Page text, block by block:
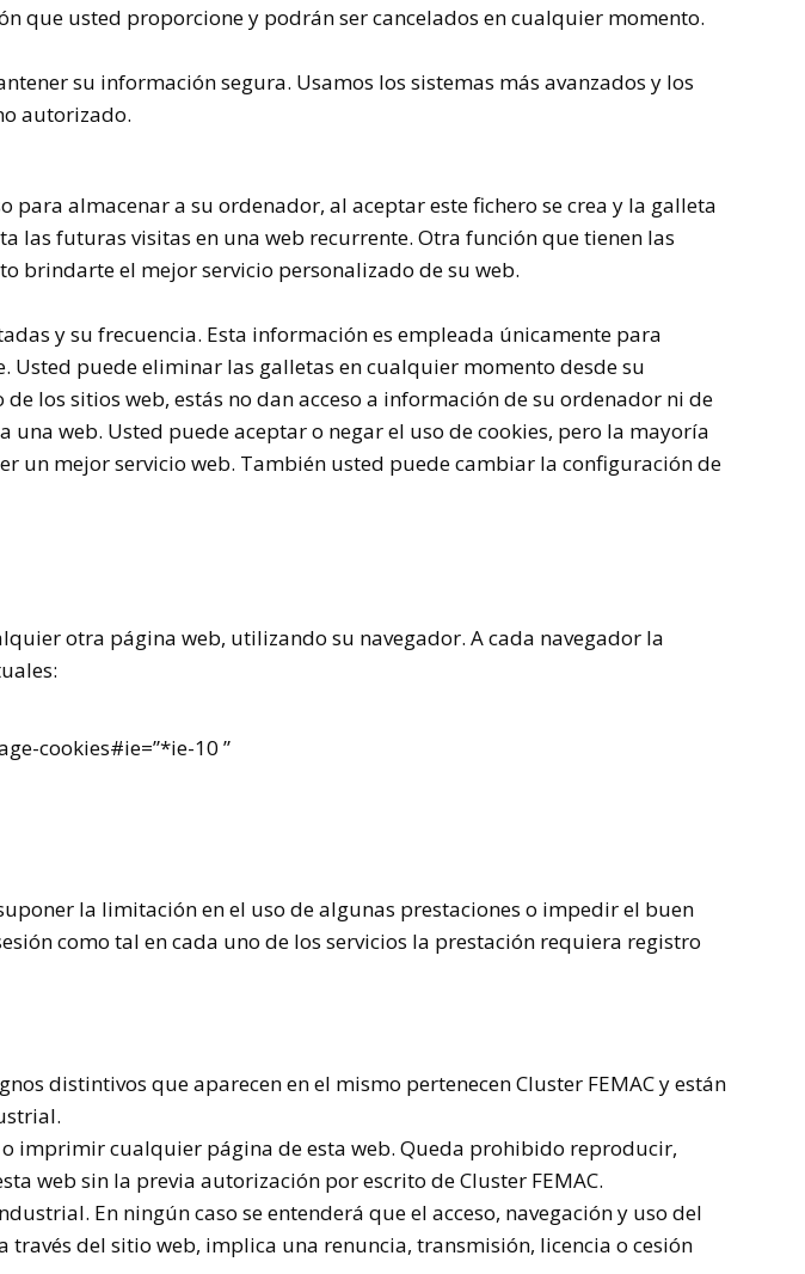
que usted proporcione y podrán ser cancelados en cualquier momento.
su información segura. Usamos los sistemas más avanzados y los
autorizado.
almacenar a su ordenador, al aceptar este fichero se crea y la galleta
las futuras visitas en una web recurrente. Otra función que tienen las
brindarte el mejor servicio personalizado de su web.
y su frecuencia. Esta información es empleada únicamente para
puede eliminar las galletas en cualquier momento desde su
los sitios web, estás no dan acceso a información de su ordenador ni de
web. Usted puede aceptar o negar el uso de cookies, pero la mayoría
un mejor servicio web. También usted puede cambiar la configuración de
otra página web, utilizando su navegador. A cada navegador la
cookies#ie=”*ie-10 ”
la limitación en el uso de algunas prestaciones o impedir el buen
como tal en cada uno de los servicios la prestación requiera registro
distintivos que aparecen en el mismo pertenecenCluster FEMACy están
imprimir cualquier página de esta web. Queda prohibido reproducir,
web sin la previa autorización por escrito deCluster FEMAC.
En ningún caso se entenderá que el acceso, navegación y uso del
del sitio web, implica una renuncia, transmisión, licencia o cesión